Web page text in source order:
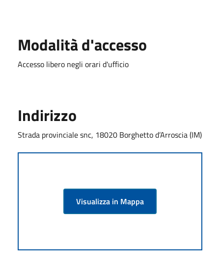
Modalità d'accesso
Accesso libero negli orari d'ufficio
Indirizzo
Strada provinciale snc, 18020 Borghetto d’Arroscia (IM)
Visualizza in Mappa